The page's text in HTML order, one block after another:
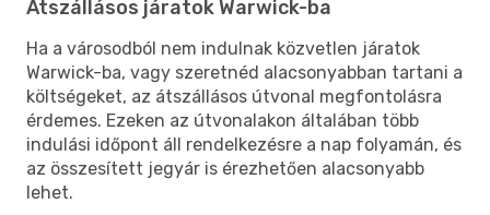
Átszállásos járatok Warwick-ba
Ha a városodból nem indulnak közvetlen járatok
Warwick-ba, vagy szeretnéd alacsonyabban tartani a
költségeket, az átszállásos útvonal megfontolásra
érdemes. Ezeken az útvonalakon általában több
indulási időpont áll rendelkezésre a nap folyamán, és
az összesített jegyár is érezhetően alacsonyabb
lehet.